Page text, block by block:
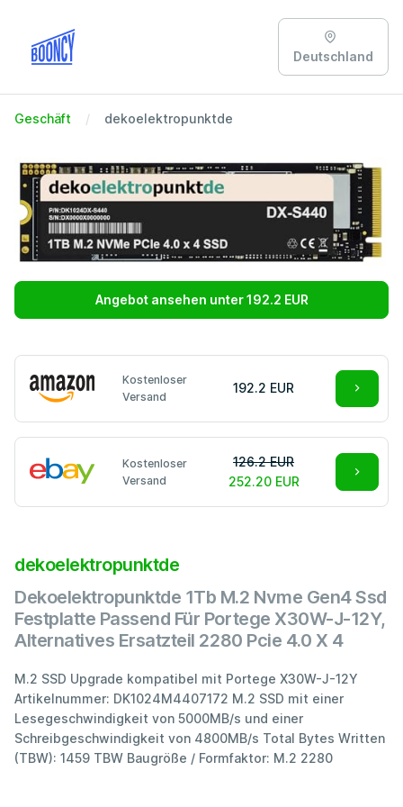
Deutschland
Geschäft dekoelektropunktde
Angebot ansehen unter 192.2 EUR
Kostenloser
Versand
192.2 EUR
Kostenloser
Versand
126.2 EUR
252.20 EUR
dekoelektropunktde
Dekoelektropunktde 1Tb M.2 Nvme Gen4 Ssd
Festplatte Passend Für Portege X30W-J-12Y,
Alternatives Ersatzteil 2280 Pcie 4.0 X 4
M.2 SSD Upgrade kompatibel mit Portege X30W-J-12Y
Artikelnummer: DK1024M4407172 M.2 SSD mit einer
Lesegeschwindigkeit von 5000MB/s und einer
Schreibgeschwindigkeit von 4800MB/s Total Bytes Written
(TBW): 1459 TBW Baugröße / Formfaktor: M.2 2280